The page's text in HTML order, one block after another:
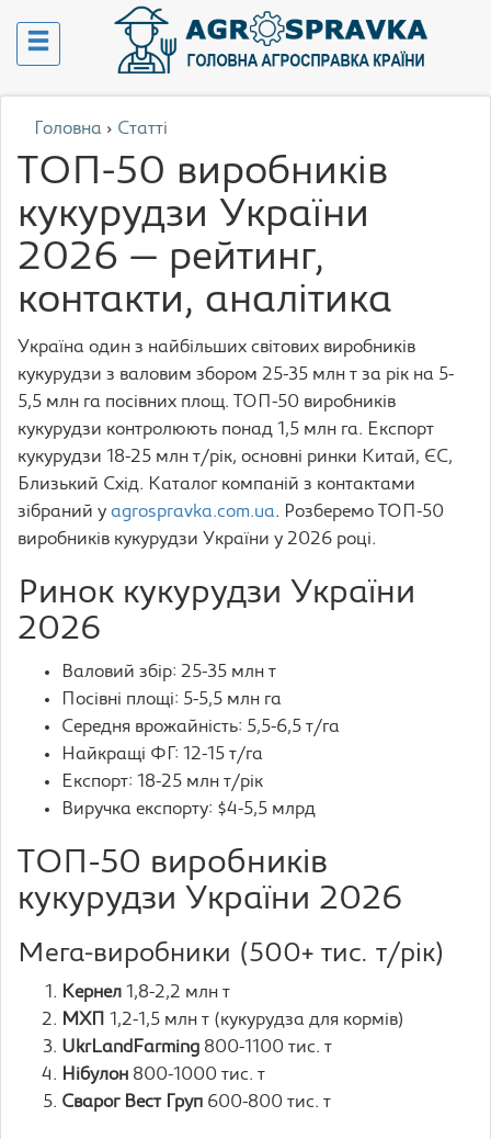
Головна › Статті
ТОП-50 виробників
кукурудзи України
2026 — рейтинг,
контакти, аналітика
Україна один з найбільших світових виробників
кукурудзи з валовим збором 25-35 млн т за рік на 5-
5,5 млн га посівних площ. ТОП-50 виробників
кукурудзи контролюють понад 1,5 млн га. Експорт
кукурудзи 18-25 млн т/рік, основні ринки Китай, ЄС,
Близький Схід. Каталог компаній з контактами
зібраний у agrospravka.com.ua. Розберемо ТОП-50
виробників кукурудзи України у 2026 році.
Ринок кукурудзи України
2026
Валовий збір: 25-35 млн т
Посівні площі: 5-5,5 млн га
Середня врожайність: 5,5-6,5 т/га
Найкращі ФГ: 12-15 т/га
Експорт: 18-25 млн т/рік
Виручка експорту: $4-5,5 млрд
ТОП-50 виробників
кукурудзи України 2026
Мега-виробники (500+ тис. т/рік)
Кернел 1,8-2,2 млн т
МХП
1,2-1,5 млн т (кукурудза для кормів)
UkrLandFarming 800-1100 тис. т
Нібулон 800-1000 тис. т
Сварог Вест Груп 600-800 тис. т